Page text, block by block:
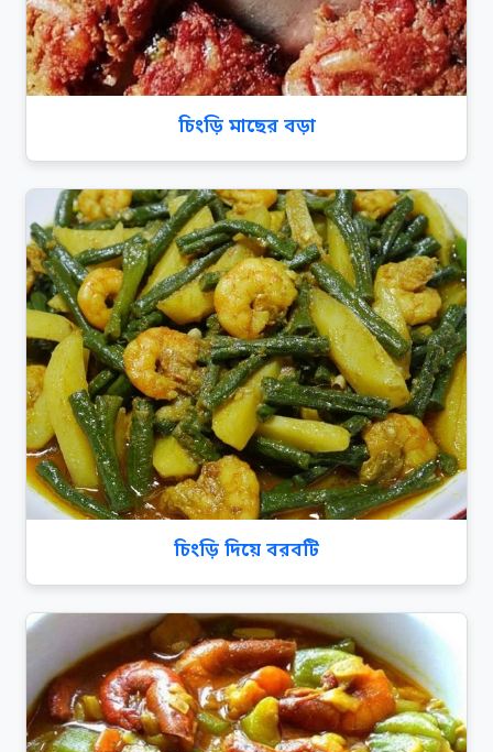
চিংড়ি মাছের বড়া
চিংড়ি দিয়ে বরবটি